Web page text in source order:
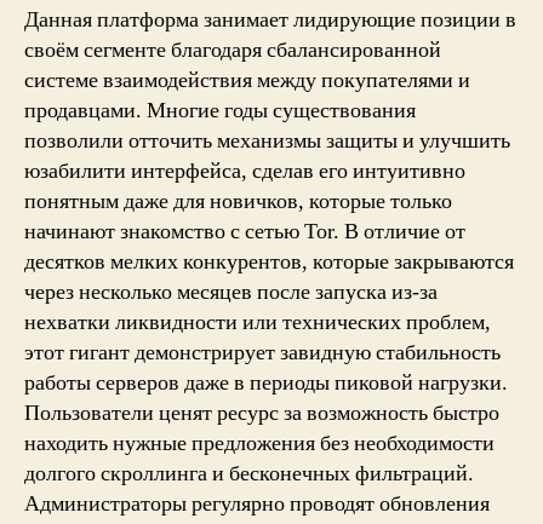
Данная платформа занимает лидирующие позиции в
своём сегменте благодаря сбалансированной
системе взаимодействия между покупателями и
продавцами. Многие годы существования
позволили отточить механизмы защиты и улучшить
юзабилити интерфейса, сделав его интуитивно
понятным даже для новичков, которые только
начинают знакомство с сетью Tor. В отличие от
десятков мелких конкурентов, которые закрываются
через несколько месяцев после запуска из-за
нехватки ликвидности или технических проблем,
этот гигант демонстрирует завидную стабильность
работы серверов даже в периоды пиковой нагрузки.
Пользователи ценят ресурс за возможность быстро
находить нужные предложения без необходимости
долгого скроллинга и бесконечных фильтраций.
Администраторы регулярно проводят обновления